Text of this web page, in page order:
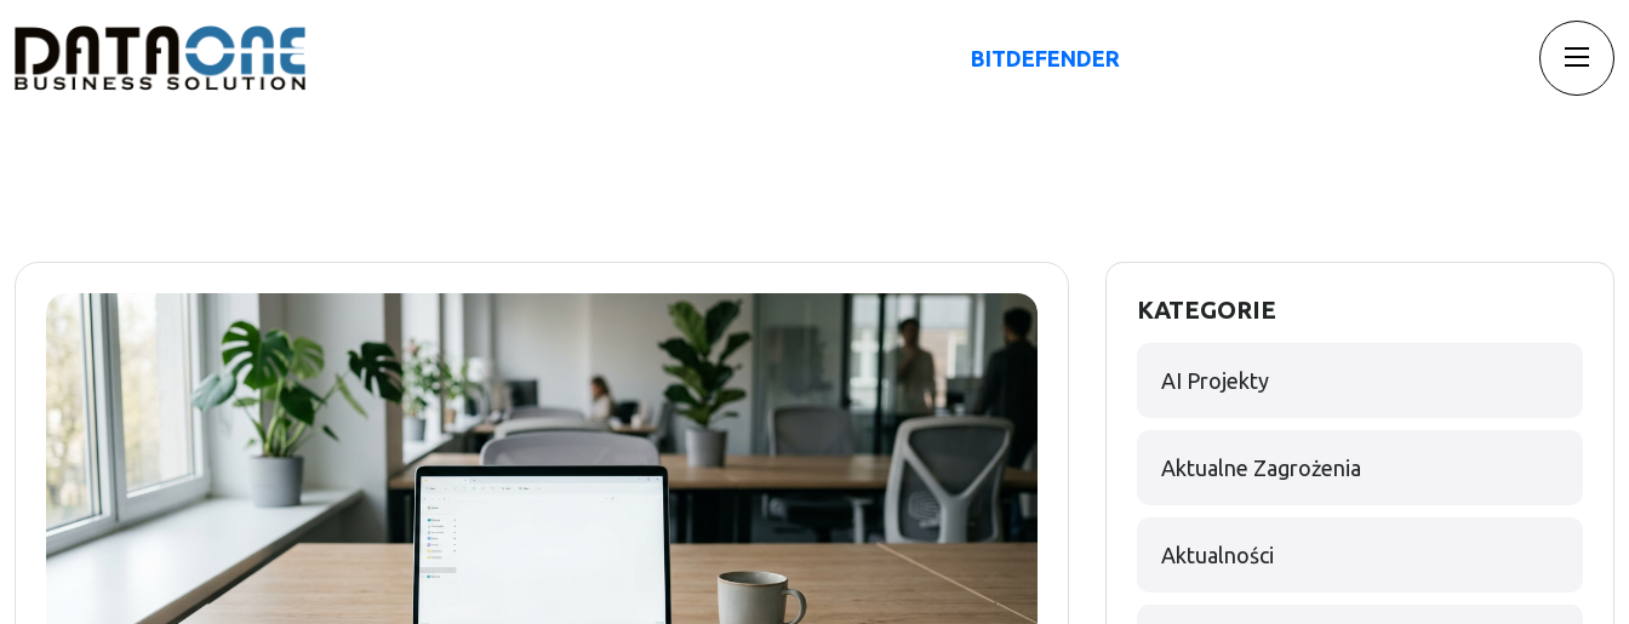
Kategorie Dataone: poradniki IT, bezpieczeństwo,
BITDEFENDER
KATEGORIE
AI Projekty
Aktualne Zagrożenia
Aktualności